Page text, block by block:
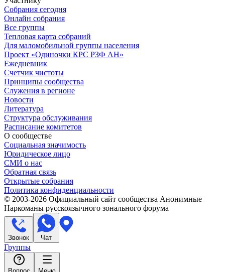
Собрания сегодня
Онлайн собрания
Все группы
Тепловая карта собраний
Для маломобильной группы населения
Проект «Одиночки КРС РЗФ АН»
Ежедневник
Счетчик чистоты
Принципы сообщества
Служения в регионе
Новости
Литература
Структура обслуживания
Расписание комитетов
О сообществе
Социальная значимость
Юридическое лицо
СМИ о нас
Обратная связь
Открытые собрания
Политика конфиденциальности
© 2003-2026 Официальный сайт сообщества Анонимные
Наркоманы русскоязычного зонального форума
Звонок Чат
Группы